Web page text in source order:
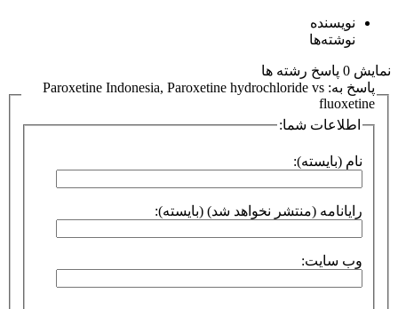
نویسنده
نوشته‌ها
نمایش 0 پاسخ رشته ها
پاسخ به: Paroxetine Indonesia, Paroxetine hydrochloride vs
fluoxetine
اطلاعات شما:
نام (بایسته):
رایانامه (منتشر نخواهد شد) (بایسته):
وب سایت: